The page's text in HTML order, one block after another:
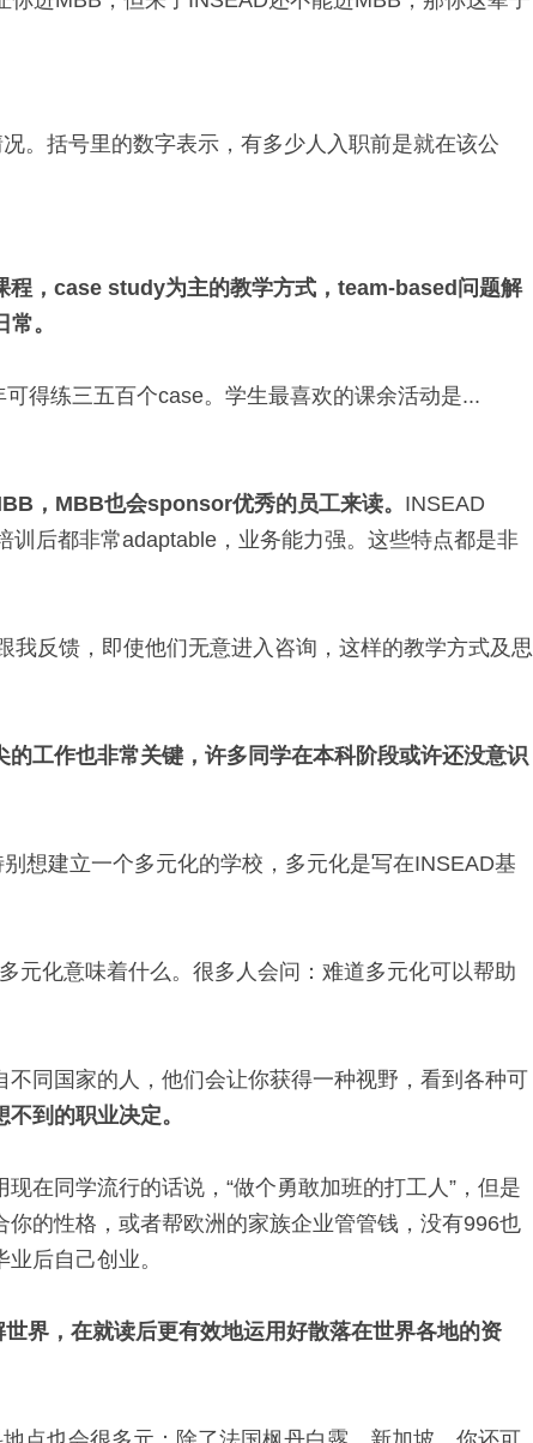
。括号里的数字表示，有多少人入职前是就在该公
程，case study为主的教学方式，team-based问题解
。
得练三五百个case。学生最喜欢的课余活动是...
，MBB也会sponsor优秀的员工来读。 INSEAD
训后都非常adaptable，业务能力强。这些特点都是非
我反馈，即使他们无意进入咨询，这样的教学方式及思
工作也非常关键，许多同学在本科阶段或许还没意识
想建立一个多元化的学校，多元化是写在INSEAD基
元化意味着什么。很多人会问：难道多元化可以帮助
同国家的人，他们会让你获得一种视野，看到各种可
不到的职业决定。
在同学流行的话说，“做个勇敢加班的打工人”，但是
的性格，或者帮欧洲的家族企业管管钱，没有996也
后自己创业。
界，在就读后更有效地运用好散落在世界各地的资